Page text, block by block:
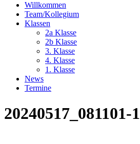
Willkommen
Team/Kollegium
Klassen
2a Klasse
2b Klasse
3. Klasse
4. Klasse
1. Klasse
News
Termine
20240517_081101-1